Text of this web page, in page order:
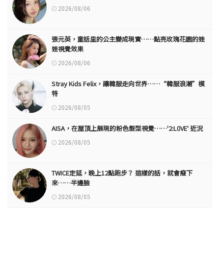
2026/08/06
張元英，童話里的公主變成現實……點亮玫瑰花園的娃
娃視覺效果
2026/08/06
Stray Kids Felix，讓韓服走向世界……“韓服浪潮”模
特
2026/08/05
AISA，在屋頂上展現的粉色髮型視覺……'2:L0VE' 近況
2026/08/05
TWICE定延，晚上12點跑步？ 這樣的話，就會瘦下
來……半邊臉
2026/08/05